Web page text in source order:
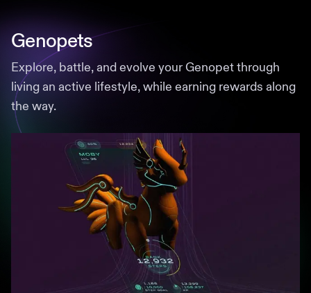
Genopets
Explore, battle, and evolve your Genopet through
living an active lifestyle, while earning rewards along
the way.